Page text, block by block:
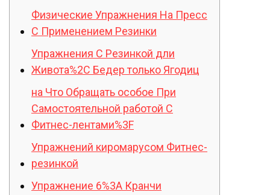
Физические Упражнения На Пресс
С Применением Резинки
Упражнения С Резинкой дли
Живота%2C Бедер только Ягодиц
на Что Обращать особое При
Самостоятельной работой С
Фитнес-лентами%3F
Упражнений киромарусом Фитнес-
резинкой
Упражнение 6%3A Кранчи